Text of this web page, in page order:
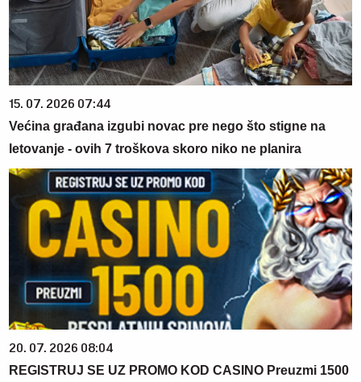
15. 07. 2026 07:44
Većina građana izgubi novac pre nego što stigne na
letovanje - ovih 7 troškova skoro niko ne planira
20. 07. 2026 08:04
REGISTRUJ SE UZ PROMO KOD CASINO Preuzmi 1500